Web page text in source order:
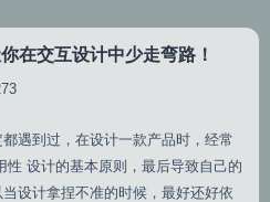
在交互设计中少走弯路！
遇到过，在设计一款产品时，经常
设计的基本原则，最后导致自己的
设计拿捏不准的时候，最好还好依